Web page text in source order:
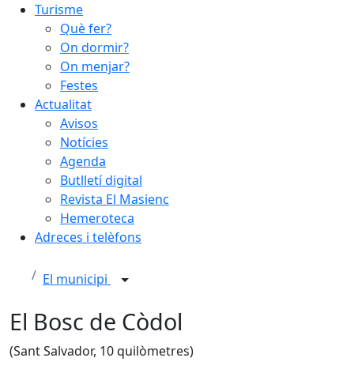
Turisme
Què fer?
On dormir?
On menjar?
Festes
Actualitat
Avisos
Notícies
Agenda
Butlletí digital
Revista El Masienc
Hemeroteca
Adreces i telèfons
El municipi
El Bosc de Còdol
(Sant Salvador, 10 quilòmetres)